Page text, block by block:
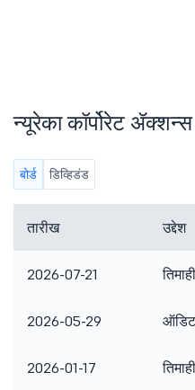
न्यूरेका कॉर्पोरेट
बोर्ड डिव्हिडंड
तारीख उद्देश
2026-07-21
2026-05-29
2026-01-17